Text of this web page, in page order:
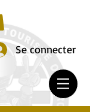
Se connecter